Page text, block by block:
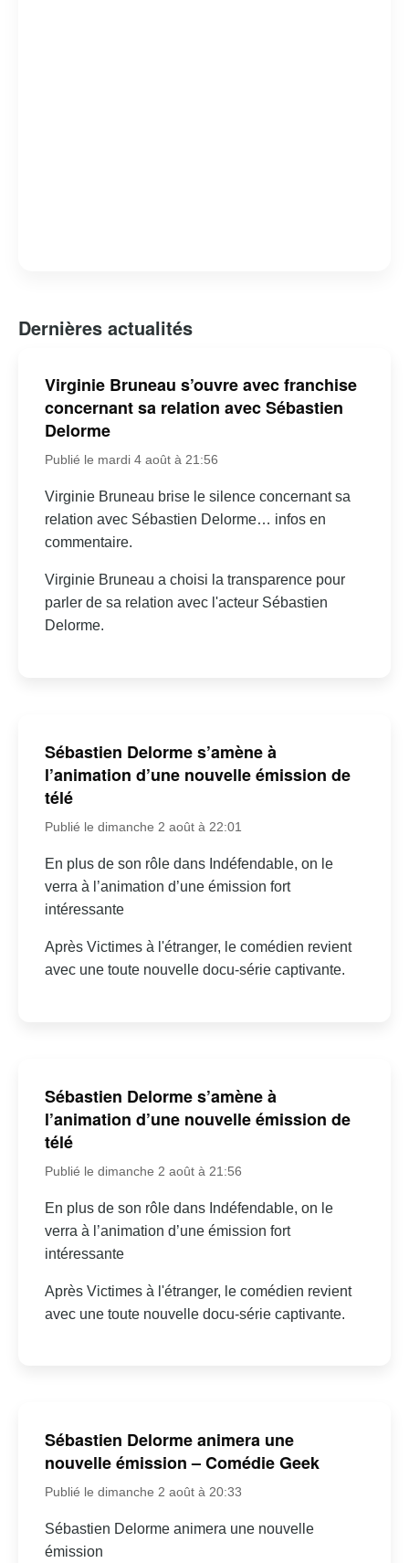
Dernières actualités
Virginie Bruneau s’ouvre avec franchise
concernant sa relation avec Sébastien
Delorme
Publié le mardi 4 août à 21:56
Virginie Bruneau brise le silence concernant sa
relation avec Sébastien Delorme… infos en
commentaire.
Virginie Bruneau a choisi la transparence pour
parler de sa relation avec l'acteur Sébastien
Delorme.
Sébastien Delorme s’amène à
l’animation d’une nouvelle émission de
télé
Publié le dimanche 2 août à 22:01
En plus de son rôle dans Indéfendable, on le
verra à l’animation d’une émission fort
intéressante
Après Victimes à l'étranger, le comédien revient
avec une toute nouvelle docu-série captivante.
Sébastien Delorme s’amène à
l’animation d’une nouvelle émission de
télé
Publié le dimanche 2 août à 21:56
En plus de son rôle dans Indéfendable, on le
verra à l’animation d’une émission fort
intéressante
Après Victimes à l'étranger, le comédien revient
avec une toute nouvelle docu-série captivante.
Sébastien Delorme animera une
nouvelle émission – Comédie Geek
Publié le dimanche 2 août à 20:33
Sébastien Delorme animera une nouvelle
émission